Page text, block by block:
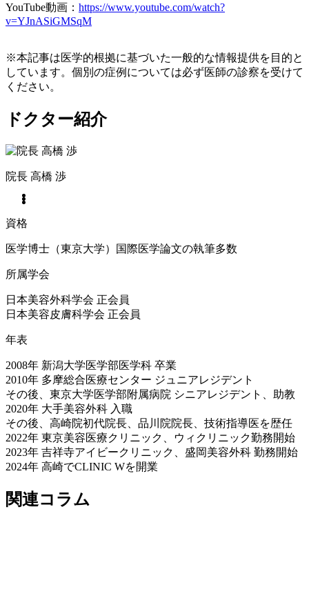
YouTube動画： https://www.youtube.com/watch?
v=YJnASiGMSqM
※本記事は医学的根拠に基づいた一般的な情報提供を目的と
しています。個別の症例については必ず医師の診察を受けて
ください。
ドクター紹介
院長 高橋 渉
資格
医学博士（東京大学）国際医学論文の執筆多数
所属学会
日本美容外科学会 正会員
日本美容皮膚科学会 正会員
年表
2008年 新潟大学医学部医学科 卒業
2010年 多摩総合医療センター ジュニアレジデント
その後、東京大学医学部附属病院 シニアレジデント、助教
2020年 大手美容外科 入職
その後、高崎院初代院長、品川院院長、技術指導医を歴任
2022年 東京美容医療クリニック、ウィクリニック勤務開始
2023年 吉祥寺アイビークリニック、盛岡美容外科 勤務開始
2024年 高崎でCLINIC Wを開業
関連コラム